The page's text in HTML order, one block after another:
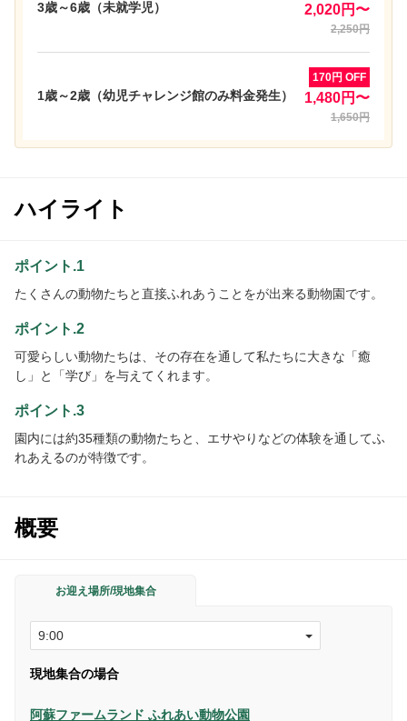
3歳～6歳（未就学児） 2,020円〜
2,250円
1歳～2歳（幼児チャレンジ館のみ料金発生）
170円 OFF
1,480円〜
1,650円
ハイライト
ポイント.1
たくさんの動物たちと直接ふれあうことをが出来る動物園です。
ポイント.2
可愛らしい動物たちは、その存在を通して私たちに大きな「癒
し」と「学び」を与えてくれます。
ポイント.3
園内には約35種類の動物たちと、エサやりなどの体験を通してふ
れあえるのが特徴です。
概要
お迎え場所/現地集合
現地集合の場合
阿蘇ファームランド ふれあい動物公園